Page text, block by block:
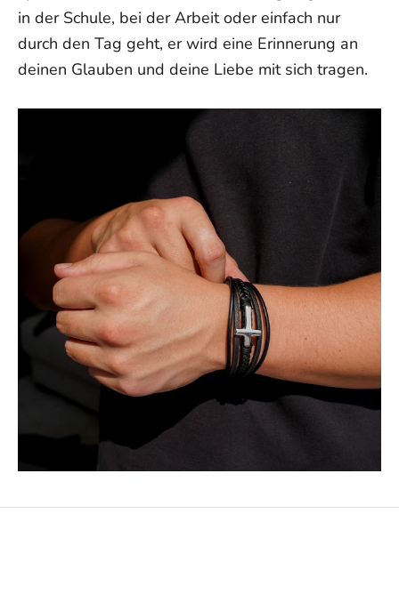
in der Schule, bei der Arbeit oder einfach nur
durch den Tag geht, er wird eine Erinnerung an
deinen Glauben und deine Liebe mit sich tragen.